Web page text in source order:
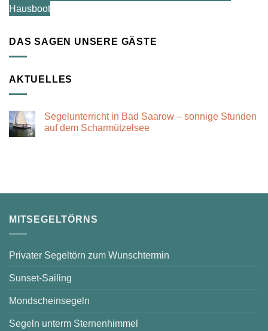
Hausboot
DAS SAGEN UNSERE GÄSTE
AKTUELLES
Segelunterricht in Bad Saarow – sonnige Stunden
auf dem Scharmützelsee
–
auf
dem
MITSEGELTÖRNS
Privater Segeltörn zum Wunschtermin
Sunset-Sailing
Mondscheinsegeln
Segeln unterm Sternenhimmel